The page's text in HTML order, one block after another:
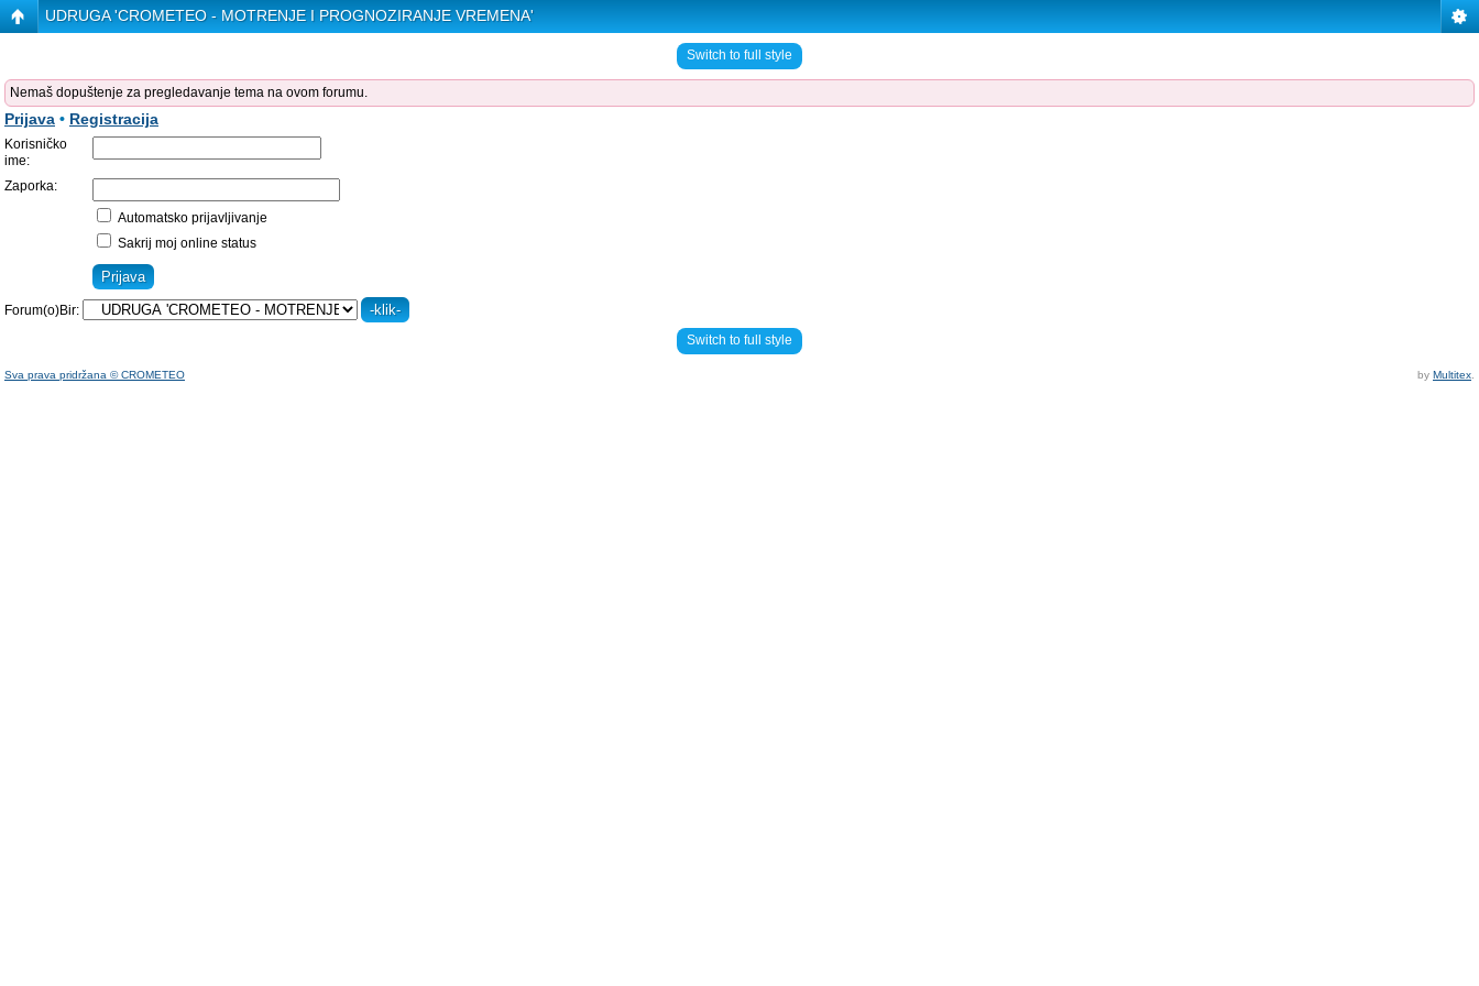
UDRUGA 'CROMETEO - MOTRENJE I PROGNOZIRANJE VREMENA'
Switch to full style
Nemaš dopuštenje za pregledavanje tema na ovom forumu.
Prijava • Registracija
Korisničko
ime:
Zaporka:
Automatsko prijavljivanje
Sakrij moj online status
Forum(o)Bir:
Switch to full style
Sva prava pridržana © CROMETEO by Multitex